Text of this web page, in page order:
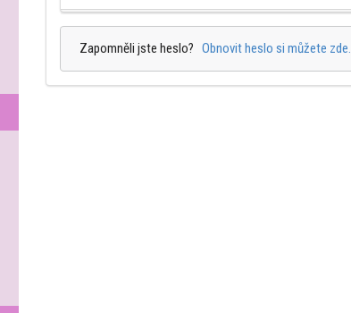
Zapomněli jste heslo? Obnovit heslo si můžete zde.